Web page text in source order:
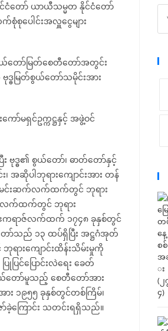
ငံတော် ယာယီသမ္မတ နိုင်ငံတော်
စုပေါင်းအလှူငွေများ
ယ်တော်မြတ်စေတီတော်အတွင်း
ဓမြတ်စွယ်တော်သမိုင်းအား
ာ်မရှင်ဥက္ကဋ္ဌနှင့် အဖွဲ့ဝင်
ဗုဒ္ဓ၏ စွယ်တော်၊ ဓာတ်တော်နှင့်
၊ အဆိုပါဘုရားကျောင်းအား တန်
င်မင်းဆက်လက်ထက်တွင် ဘုရား
က်လက်ထက်တွင် ဘုရား
လုံဧကရာဇ်လက်ထက် ၁၇၄၈ ခုနှစ်တွင်
ာ်သည် ၁၃ ထပ်ရှိပြီး အဋ္ဌဂံအုတ်
ဘုရားကျောင်းထိန်းသိမ်းမှုကို
ပြင်ပြောင်းလဲရေး ခေတ်
ပယ်တော်မူသည့် စေတီတော်အား
ား ၁၉၅၅ ခုနှစ်တွင်တစ်ကြိမ်၊
ာ်ခဲ့ကြောင်း သတင်းရရှိသည်။